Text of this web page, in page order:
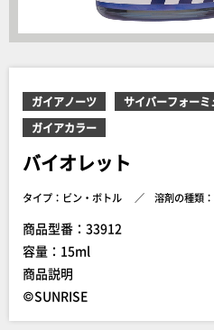
ガイアノーツ
サイバーフォーミ
ガイアカラー
バイオレット
タイプ：ビン・ボトル 溶剤の種類
商品型番：33912
容量：15ml
商品説明
©SUNRISE